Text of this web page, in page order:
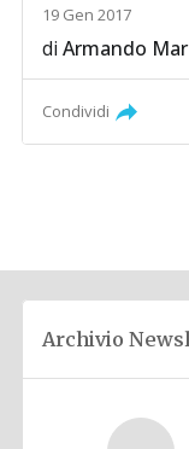
19 Gen 2017
diArmando
Condividi
Archivio